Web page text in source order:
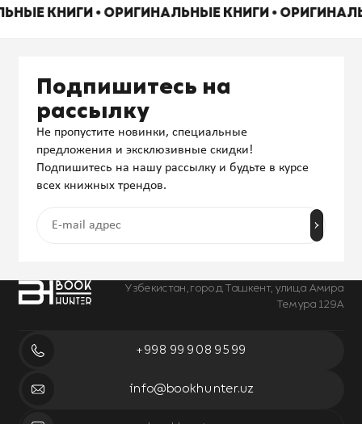
КНИГИ • ОРИГИНАЛЬНЫЕ КНИГИ •
Узбекистан, город Ташкент, улица Амира
Темура 129А
+998 99 908 95 99
info@bookhunter.uz
Подпишитесь на
рассылку
Не пропустите новинки, специальные
предложения и эксклюзивные скидки!
Подпишитесь на нашу рассылку и будьте в курсе
всех книжных трендов.